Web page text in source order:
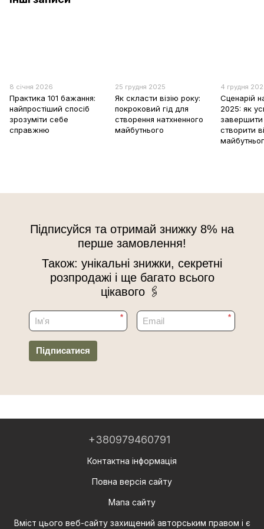
8 січня 2026
Практика 101 бажання:
найпростіший спосіб
зрозуміти себе
справжню
25 грудня 2025
Як скласти візію року:
покроковий гід для
створення натхненного
майбутнього
4 грудня
Сценарій
2025: як
завершити
створити
Підписуйся та отримай знижку 8% на
перше замовлення!
Також: унікальні знижки, секретні
розпродажі і ще багато всього
цікавого 🖇
* *
Підписатися
+380979460791
Контактна інформація
Повна версія сайту
Мапа сайту
Вміст цього веб-сайту захищений авторським правом і є